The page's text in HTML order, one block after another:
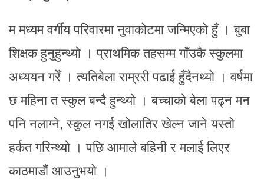
म मध्यम वर्गीय परिवारमा नुवाकोटमा जन्मिएको हुँ । बुबा
शिक्षक हुनुहुन्थ्यो । प्राथमिक तहसम्म गाँउकै स्कुलमा
अध्ययन गरेँ । त्यतिबेला राम्ररी पढाई हुँदैनथ्यो । वर्षमा
छ महिना त स्कुल बन्दै हुन्थ्यो । बच्चाको बेला पढ्न मन
पनि नलाग्ने, स्कुल नगई खोलातिर खेल्न जाने यस्तो
हर्कत गरिन्थ्यो । पछि आमाले बहिनी र मलाई लिएर
काठमाडौं आउनुभयो ।